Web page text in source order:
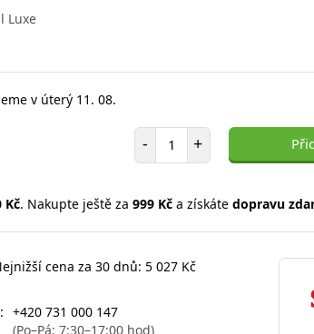
Luxe
v úterý 11. 08.
- Počet položek
+
Kč. Nakupte ještě za 999 Kča získáte dopravu
cena za 30 dnů: 5 027 Kč
+420 731 000 147
(Po–Pá: 7:30–17:00 hod)